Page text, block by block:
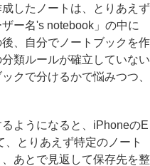
したノートは、とりあえず
ー名's notebook」の中に
、自分でノートブックを作
類ルールが確立していない
クで分けるかで悩みつつ、
ようになると、iPhoneのE
とりあえず特定のノート
あとで見返して保存先を整